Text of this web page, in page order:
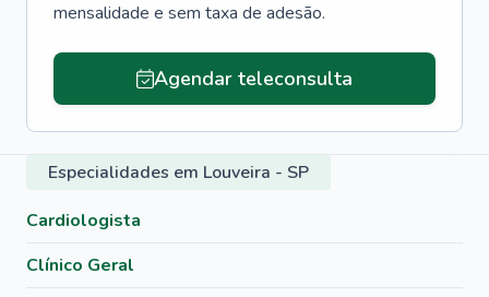
mensalidade e sem taxa de adesão.
Agendar teleconsulta
Especialidades em Louveira - SP
Cardiologista
Clínico Geral